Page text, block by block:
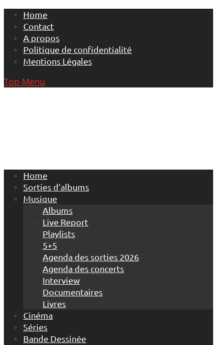
Skip
content
Home
Contact
A propos
Politique de confidentialité
Mentions Légales
Top Menu
Home
Sorties d’albums
Musique
Albums
Live Report
Playlists
5+5
Agenda des sorties 2026
Agenda des concerts
Interview
Documentaires
Livres
Cinéma
Séries
Bande Dessinée